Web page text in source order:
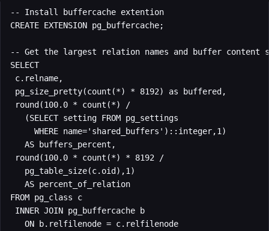
-- Install buffercache extention
CREATE EXTENSION pg_buffercache;
-- Get the largest relation names and buffer content
SELECT
c.relname,
pg_size_pretty(count(*) * 8192) as buffered,
round(100.0 * count(*) /
   (SELECT setting FROM pg_settings
     WHERE name='shared_buffers')::integer,1)
   AS buffers_percent,
round(100.0 * count(*) * 8192 /
   pg_table_size(c.oid),1)
   AS percent_of_relation
FROM pg_class c
INNER JOIN pg_buffercache b
   ON b.relfilenode = c.relfilenode